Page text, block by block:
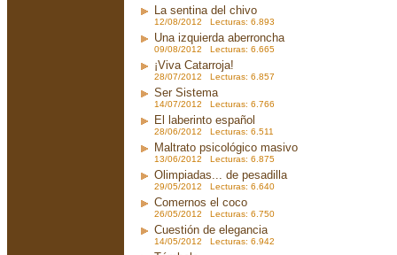
La sentina del chivo
12/08/2012 Lecturas: 6.893
Una izquierda aberroncha
09/08/2012 Lecturas: 6.665
¡Viva Catarroja!
28/07/2012 Lecturas: 6.857
Ser Sistema
14/07/2012 Lecturas: 6.766
El laberinto español
28/06/2012 Lecturas: 6.511
Maltrato psicológico masivo
13/06/2012 Lecturas: 6.875
Olimpiadas... de pesadilla
29/05/2012 Lecturas: 6.640
Comernos el coco
26/05/2012 Lecturas: 6.750
Cuestión de elegancia
14/05/2012 Lecturas: 6.942